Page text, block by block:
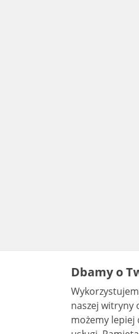
Dbamy o
naszej witryny
możemy lepiej